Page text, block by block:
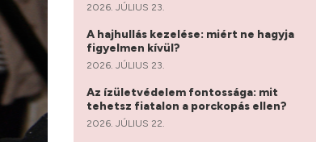
2026. JÚLIUS 23.
A hajhullás kezelése: miért ne hagyja
figyelmen kívül?
2026. JÚLIUS 23.
Az ízületvédelem fontossága: mit
tehetsz fiatalon a porckopás ellen?
2026. JÚLIUS 22.